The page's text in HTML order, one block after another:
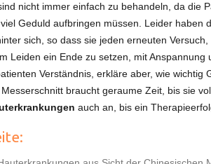
nicht immer einfach zu behandeln, da die
Geduld aufbringen müssen. Leider haben
sich, so dass sie jeden erneuten
Leiden ein Ende zu setzen, mit Anspannung
Verständnis, erkläre aber, wie wichtig
braucht geraume Zeit, bis sie
auch an, bis ein